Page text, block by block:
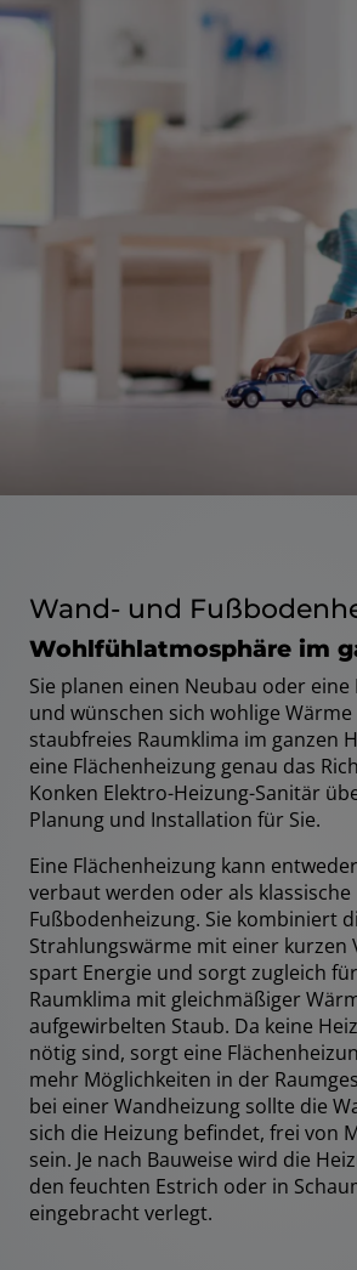
Wand- und
Wohlfühlatmosphäre im
Sie planen einen Neubau oder
und wünschen sich wohlige
staubfreies Raumklima im ganzen
eine Flächenheizung genau das
Konken Elektro-Heizung-Sanitär
Planung und Installation für Sie.
Eine Flächenheizung kann
verbaut werden oder als klassische
Fußbodenheizung. Sie kombiniert
Strahlungswärme mit einer kurzen
spart Energie und sorgt zugleich
Raumklima mit gleichmäßiger
aufgewirbelten Staub. Da keine
nötig sind, sorgt eine
mehr Möglichkeiten in der
bei einer Wandheizung sollte die
sich die Heizung befindet, frei von
sein. Je nach Bauweise wird die
den feuchten Estrich oder in
eingebracht verlegt.